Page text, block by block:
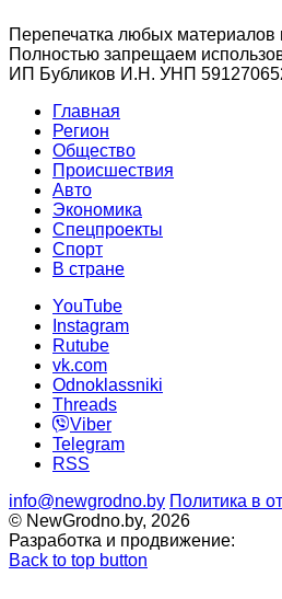
Перепечатка любых
Полностью запрещаем
ИП Бубликов И.Н. УНП
Главная
Регион
Общество
Происшествия
Авто
Экономика
Спецпроекты
Cпорт
В стране
YouTube
Instagram
Rutube
vk.com
Odnoklassniki
Threads
Viber
Telegram
RSS
info@newgrodno.by Политика в
© NewGrodno.by, 2026
Разработка и продвижение:
Back to top button